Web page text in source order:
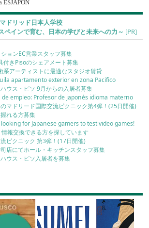
ESJAPÓN
ドリッド日本人学校
ペインで育む、日本の学びと未来への力～ [PR]
ョンEC営業スタッフ募集
付きPisoのシェアメート募集
系アーティストに最適なスタジオ賃貸
apartamento exterior en zona Pacifico
ウス・ピソ 9月からの入居者募集
de empleo: Profesor de japonés idioma materno
マドリード国際交流ピクニック第4弾！(25日開催)
れる方募集
looking for Japanese gamers to test video games!
情報交換できる方を探しています
ピクニック 第3弾！(17日開催)
店にてホール・キッチンスタッフ募集
ウス・ピソ入居者を募集